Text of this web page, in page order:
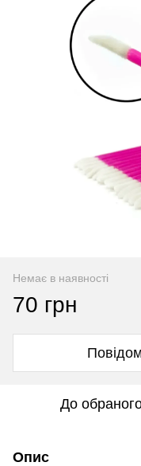
Немає в наявності
70 грн
До
Опис